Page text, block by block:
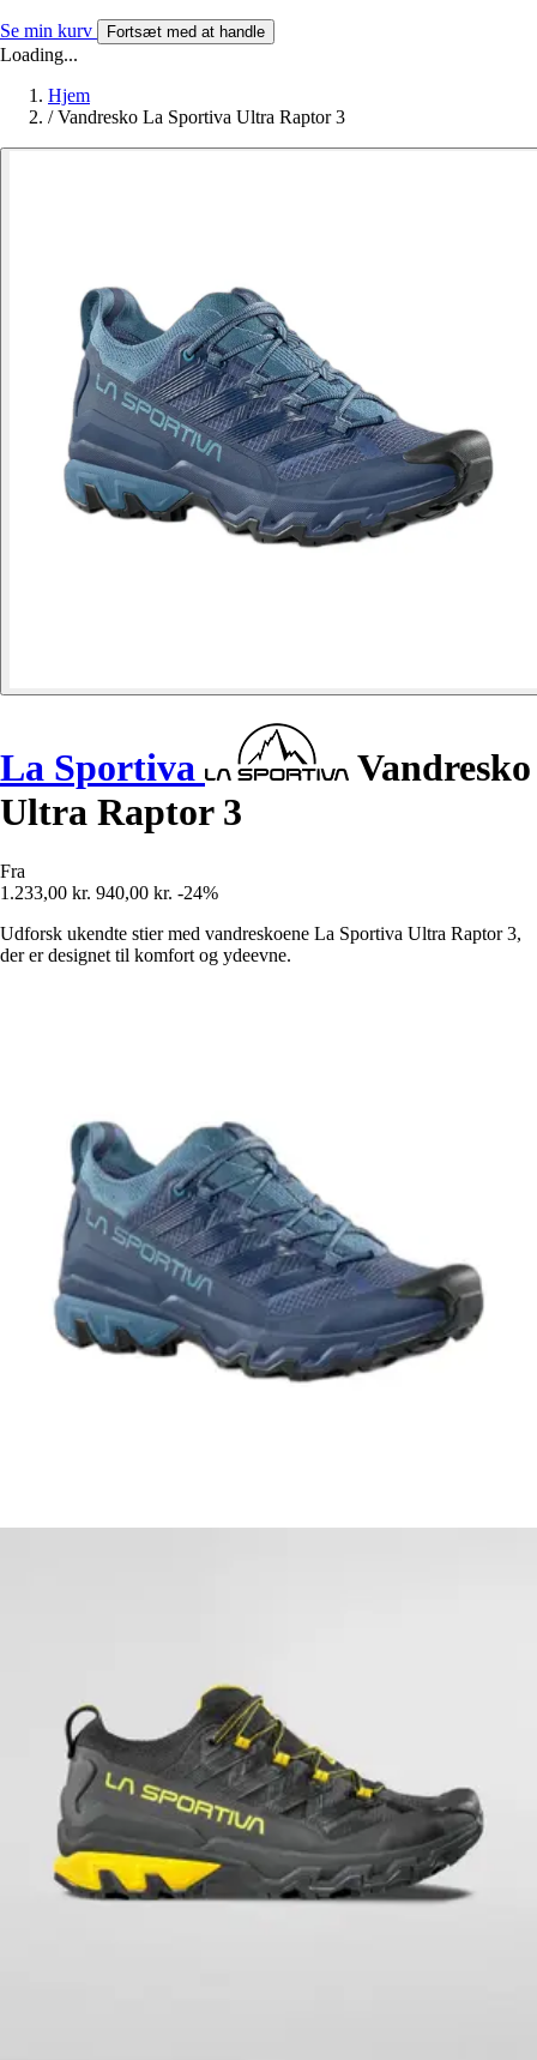
Se min kurv Fortsæt med at handle
Loading...
Hjem
/ Vandresko La Sportiva Ultra Raptor 3
La Sportiva
Vandresko
Ultra Raptor 3
Fra
1.233,00 kr. 940,00 kr. -24%
Udforsk ukendte stier med vandreskoene La Sportiva Ultra Raptor 3,
der er designet til komfort og ydeevne.